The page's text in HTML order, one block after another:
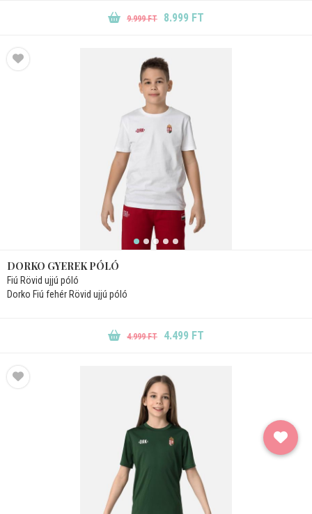
9.999 FT 8.999 FT
DORKO GYEREK PÓLÓ
Fiú Rövid ujjú póló
Dorko Fiú fehér Rövid ujjú póló
4.999 FT 4.499 FT